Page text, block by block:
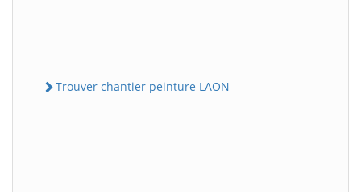
Trouver chantier peinture LAON